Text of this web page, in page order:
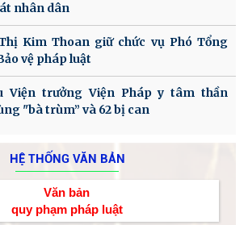
nhân dân
Kim Thoan giữ chức vụ Phó Tổng
vệ pháp luật
Viện trưởng Viện Pháp y tâm thần
"bà trùm” và 62 bị can
HỆ THỐNG VĂN BẢN
Văn bản
quy phạm pháp luật